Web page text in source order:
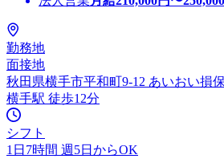
勤務地
面接地
秋田県横手市平和町9-12 あいおい損
横手駅 徒歩12分
シフト
1日7時間 週5日からOK